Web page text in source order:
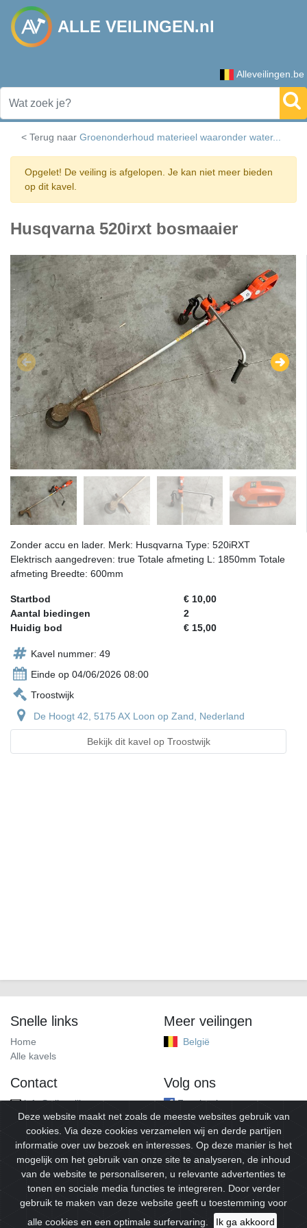
ALLE VEILINGEN.nl
Alleveilingen.be
< Terug naar Groenonderhoud materieel waaronder water...
Opgelet! De veiling is afgelopen. Je kan niet meer bieden
op dit kavel.
Husqvarna 520irxt bosmaaier
Zonder accu en lader. Merk: Husqvarna Type: 520iRXT
Elektrisch aangedreven: true Totale afmeting L: 1850mm Totale
afmeting Breedte: 600mm
Startbod
€ 10,00
Aantal biedingen
2
Huidig bod
€ 15,00
Kavel nummer: 49
Einde op 04/06/2026 08:00
Troostwijk
De Hoogt 42, 5175 AX Loon op Zand, Nederland
Bekijk dit kavel op Troostwijk
Snelle links
Home
Alle kavels
Meer veilingen
België
Contact
info@alleveilingen.net
Volg ons
Facebook
© 2026Alleveilingen.Alle rechten voorbehouden.
Deze website maakt net zoals de meeste websites gebruik van
cookies. Via deze cookies verzamelen wij en derde partijen
informatie over uw bezoek en interesses. Op deze manier is het
mogelijk om het gebruik van onze site te analyseren, de inhoud
van de website te personaliseren, u relevante advertenties te
tonen en sociale media functies te integreren. Door verder
gebruik te maken van deze website geeft u toestemming voor
alle cookies en een optimale surfervaring.
Ik ga akkoord